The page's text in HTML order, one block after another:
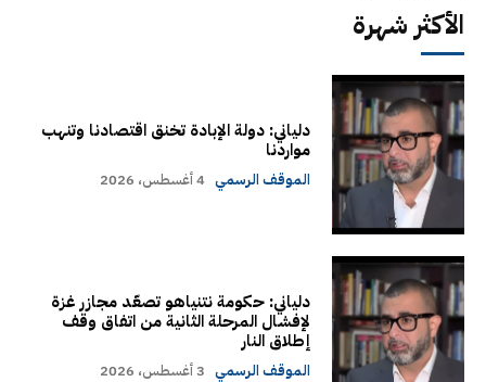
الأكثر شهرة
دلياني: دولة الإبادة تخنق اقتصادنا وتنهب
مواردنا
الموقف الرسمي 4 أغسطس، 2026
دلياني: حكومة نتنياهو تصعّد مجازر غزة
لإفشال المرحلة الثانية من اتفاق وقف
إطلاق النار
الموقف الرسمي 3 أغسطس، 2026